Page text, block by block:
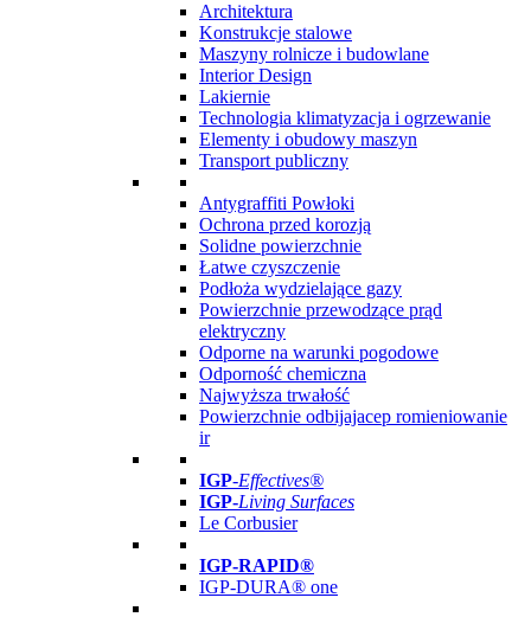
Architektura
Konstrukcje stalowe
Maszyny rolnicze i budowlane
Interior Design
Lakiernie
Technologia klimatyzacja i ogrzewanie
Elementy i obudowy maszyn
Transport publiczny
Antygraffiti Powłoki
Ochrona przed korozją
Solidne powierzchnie
Łatwe czyszczenie
Podłoża wydzielające gazy
Powierzchnie przewodzące prąd
elektryczny
Odporne na warunki pogodowe
Odporność chemiczna
Najwyższa trwałość
Powierzchnie odbijajacep romieniowanie
ir
IGP-Effectives®
IGP-Living Surfaces
Le Corbusier
IGP-RAPID®
IGP-DURA® one